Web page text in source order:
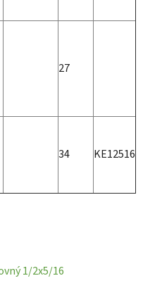
27
34 KE12516
1/2x5/16